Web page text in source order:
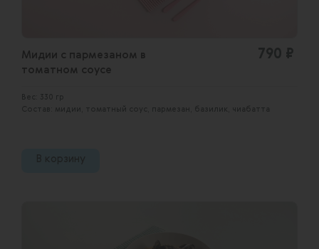
Мидии с пармезаном в
томатном соусе
790 ₽
Вес: 330 гр
Состав: мидии, томатный соус, пармезан, базилик, чиабатта